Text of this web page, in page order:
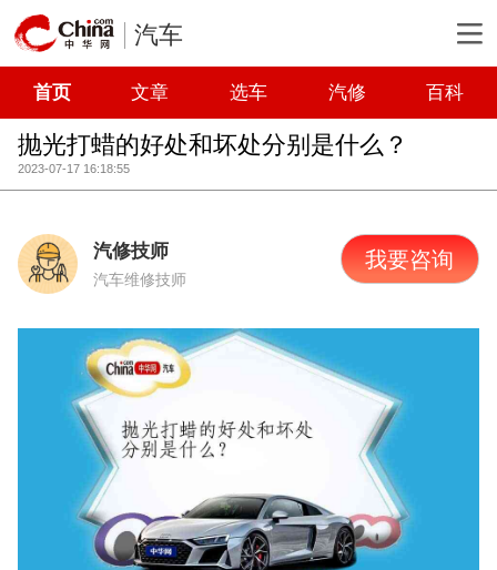
汽车
首页 文章 选车 汽修 百科
抛光打蜡的好处和坏处分别是什么？
2023-07-17 16:18:55
汽修技师
汽车维修技师
我要咨询